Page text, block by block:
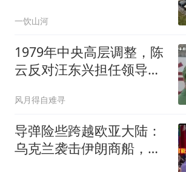
眼瞎
一饮山河
1979年中央高层调整，陈
云反对汪东兴担任领导职
风月得自难寻
导弹险些跨越欧亚大陆：
乌克兰袭击伊朗商船，差